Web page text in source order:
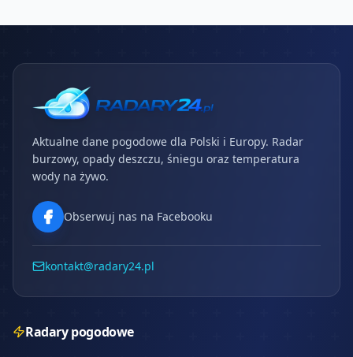
Aktualne dane pogodowe dla Polski i Europy. Radar
burzowy, opady deszczu, śniegu oraz temperatura
wody na żywo.
Obserwuj nas na Facebooku
kontakt@radary24.pl
Radary pogodowe